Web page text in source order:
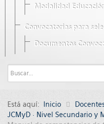
Modalidad
Convocatorias para
Documentos
Está aquí: Inicio
JCMyD · Nivel Secundario y